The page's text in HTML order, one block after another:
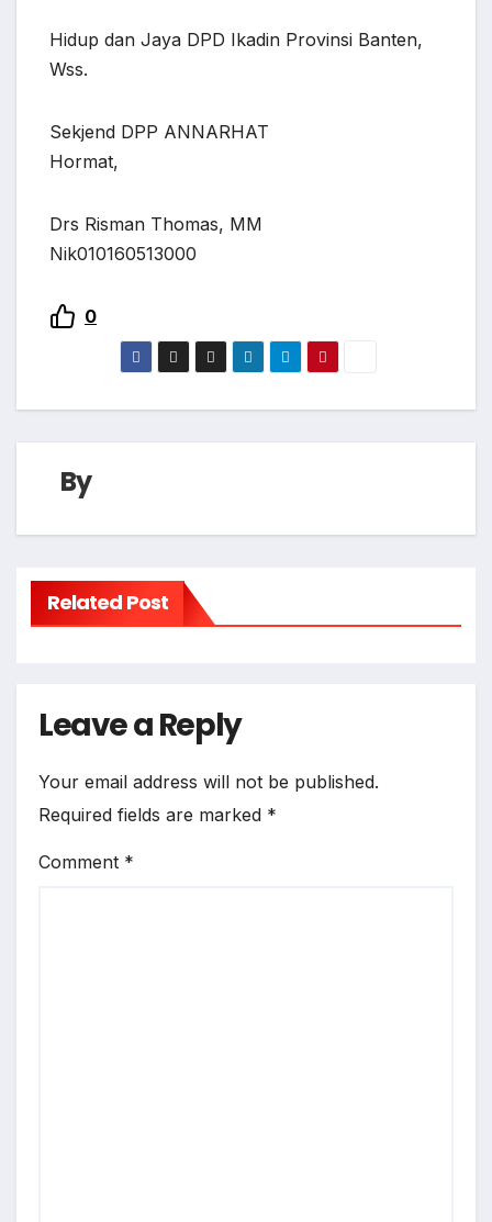
Hidup dan Jaya DPD Ikadin Provinsi Banten,
Wss.
Sekjend DPP ANNARHAT
Hormat,
Drs Risman Thomas, MM
Nik010160513000
0
By
Related Post
Leave a Reply
Your email address will not be published.
Required fields are marked *
Comment *